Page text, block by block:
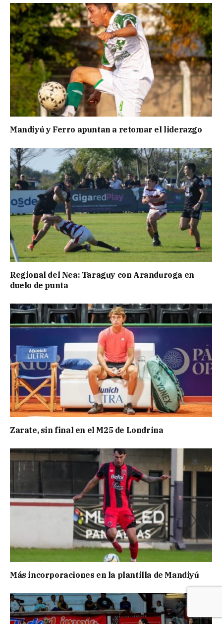
Mandiyú y Ferro apuntan a retomar el liderazgo
Regional del Nea: Taraguy con Aranduroga en
duelo de punta
Zarate, sin final en el M25 de Londrina
Más incorporaciones en la plantilla de Mandiyú